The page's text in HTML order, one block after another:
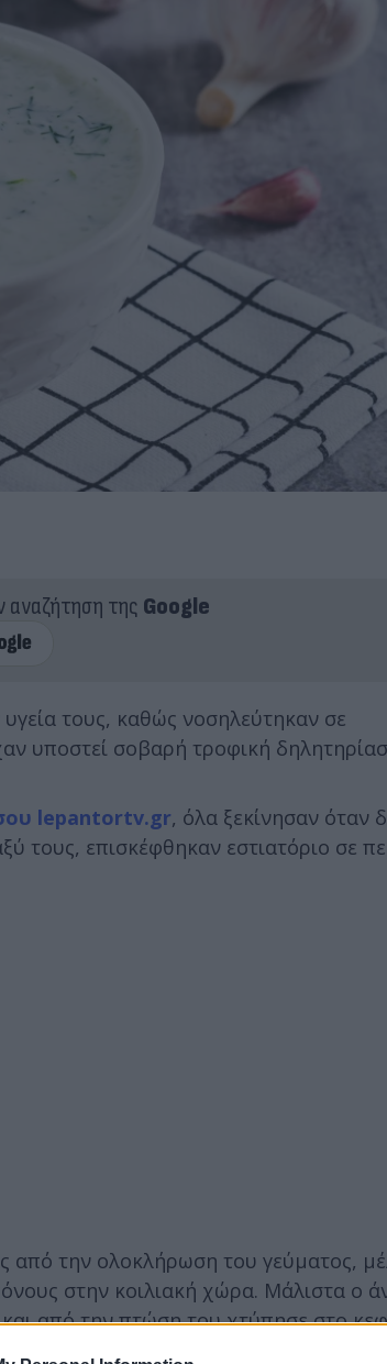
αναζήτηση της Google
τους, καθώς νοσηλεύτηκαν σε
υποστεί σοβαρή τροφική
lepantortv.gr, όλα ξεκίνησαν όταν
τους, επισκέφθηκαν εστιατόριο σε
από την ολοκλήρωση του γεύματος,
στην κοιλιακή χώρα. Μάλιστα ο
από την πτώση του χτύπησε στο
στην αγκαλιά του το 7 μηνών παιδί